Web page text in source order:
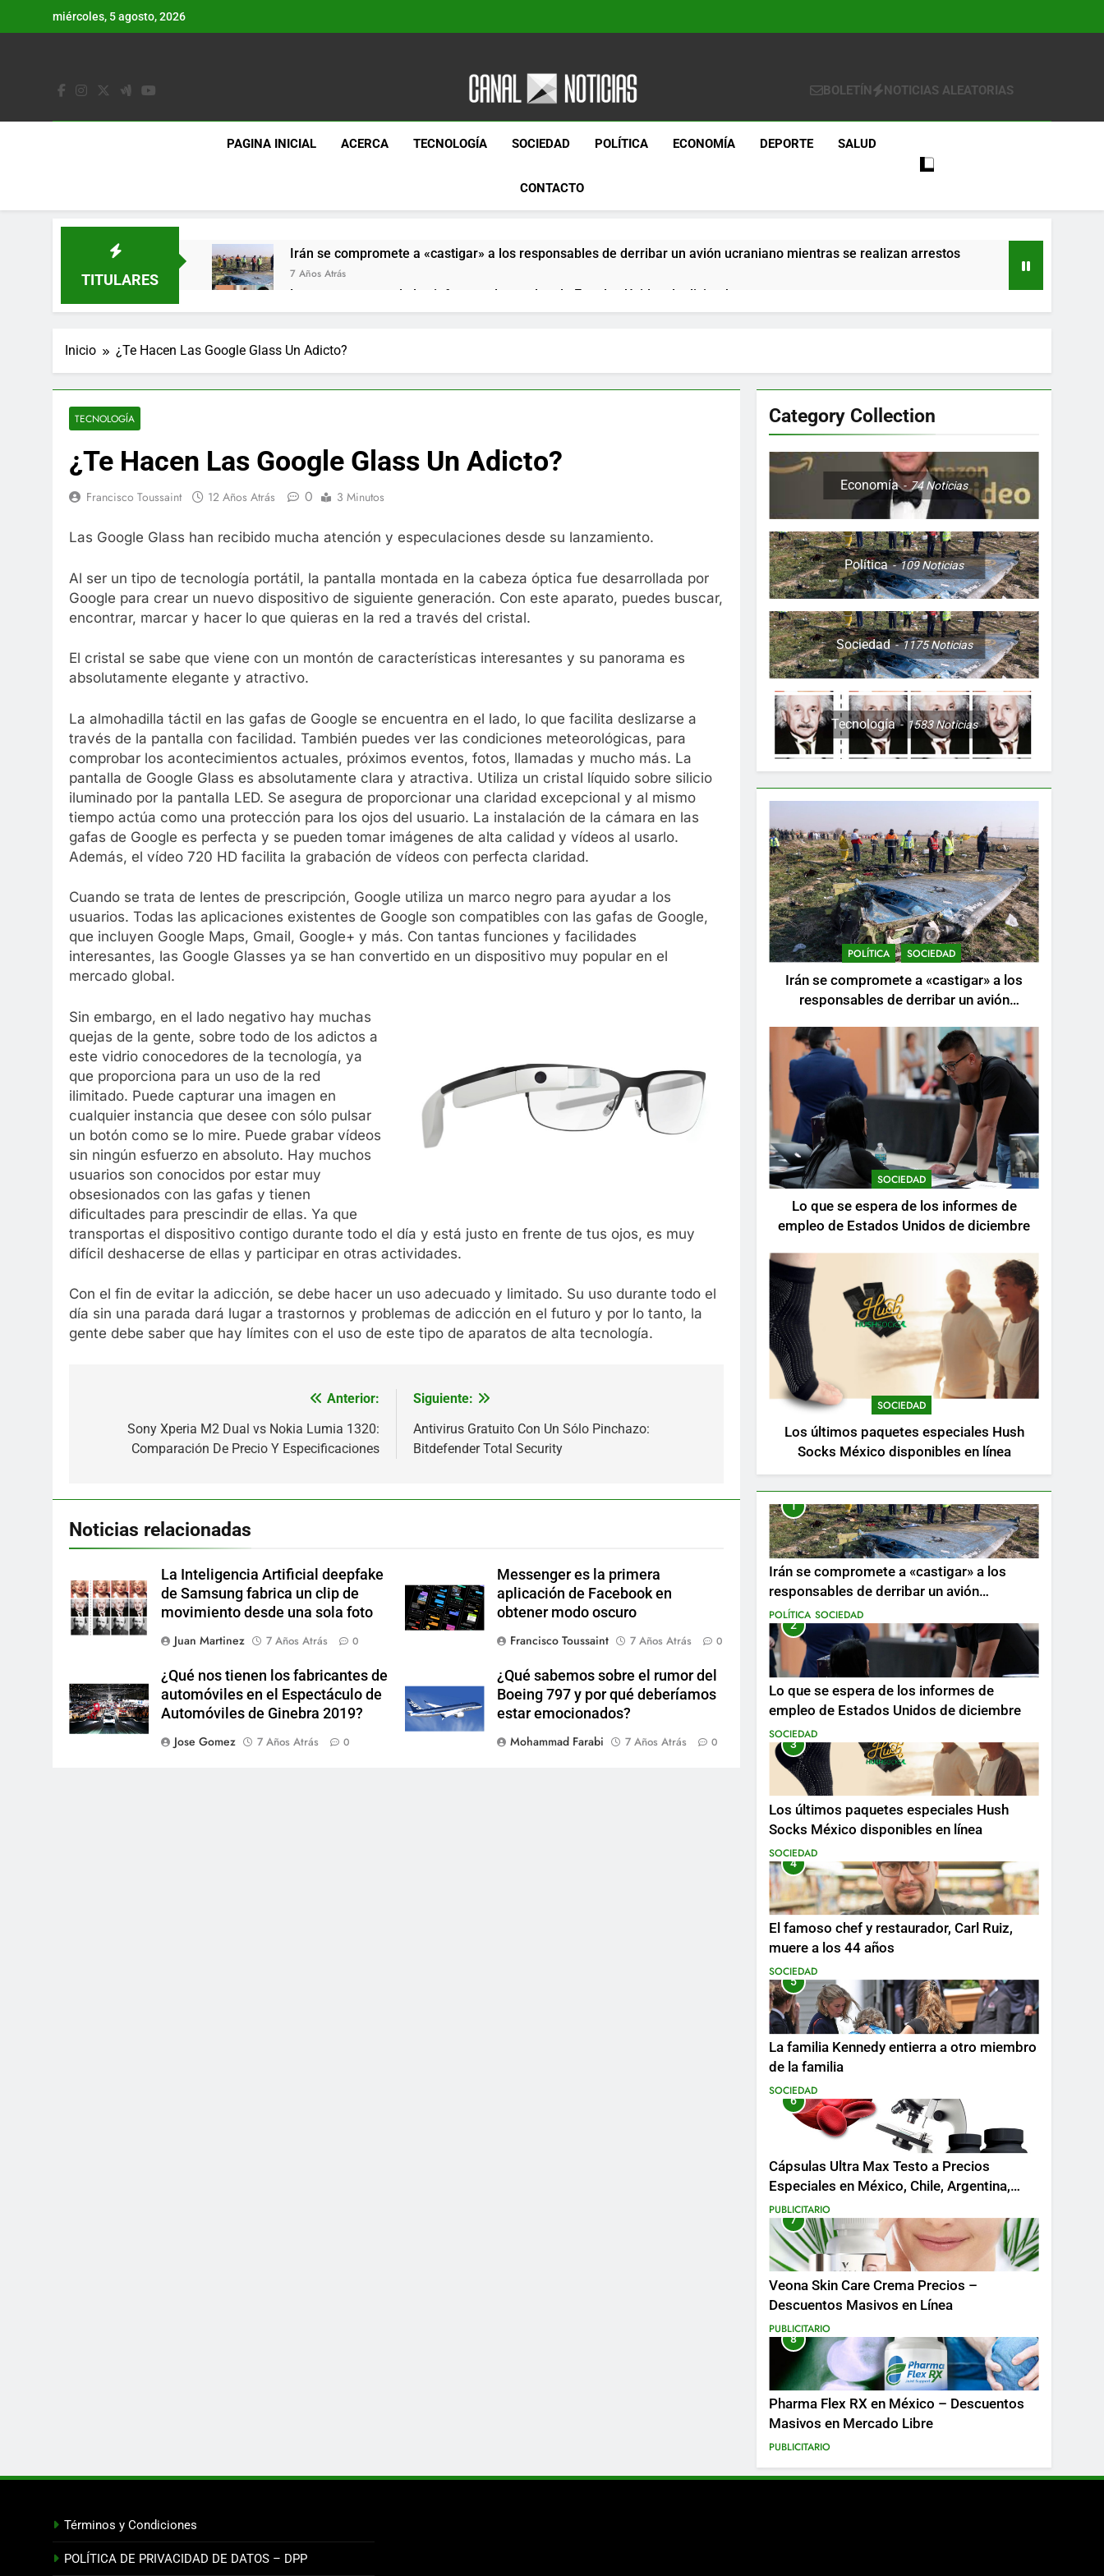
miércoles, 5 agosto, 2026
Canal Noticias
Canal Noticias
BOLETÍN NOTICIAS ALEATORIAS
PAGINA INICIAL ACERCA TECNOLOGÍA SOCIEDAD POLÍTICA ECONOMÍA DEPORTE SALUD
CONTACTO
TITULARES
Irán se compromete a «castigar» a los responsables de derribar un avión ucraniano mientras se realizan arrestos
7 Años Atrás
Lo que se espera de los informes de empleo de Estados Unidos de diciembre
7 Años Atrás
7 Años Atrás
El famoso chef y restaurador, Carl Ruiz, muere a los 44 años
Cápsulas Ultra Max Testo a Precios Especiales en México, Chile, Argentina, Colombia, Perú , Ecuador, Costa Rica y
Más
7 Años Atrás
7 Años Atrás
7 Años Atrás
Crucero en México te lleva a lugares paranormales con binoculares de visión nocturna y reuniones de secuestrados
7 Años Atrás
La Inteligencia Artificial deepfake de Samsung fabrica un clip de movimiento desde una sola foto
7 Años Atrás
Inicio ¿Te Hacen Las Google Glass Un Adicto?
TECNOLOGÍA
¿Te Hacen Las Google Glass Un Adicto?
Francisco Toussaint 12 Años Atrás 0 3 Minutos
Las Google Glass han recibido mucha atención y especulaciones desde su lanzamiento.
Al ser un tipo de tecnología portátil, la pantalla montada en la cabeza óptica fue desarrollada por
Google para crear un nuevo dispositivo de siguiente generación. Con este aparato, puedes buscar,
encontrar, marcar y hacer lo que quieras en la red a través del cristal.
El cristal se sabe que viene con un montón de características interesantes y su panorama es
absolutamente elegante y atractivo.
La almohadilla táctil en las gafas de Google se encuentra en el lado, lo que facilita deslizarse a
través de la pantalla con facilidad. También puedes ver las condiciones meteorológicas, para
comprobar los acontecimientos actuales, próximos eventos, fotos, llamadas y mucho más. La
pantalla de Google Glass es absolutamente clara y atractiva. Utiliza un cristal líquido sobre silicio
iluminado por la pantalla LED. Se asegura de proporcionar una claridad excepcional y al mismo
tiempo actúa como una protección para los ojos del usuario. La instalación de la cámara en las
gafas de Google es perfecta y se pueden tomar imágenes de alta calidad y vídeos al usarlo.
Además, el vídeo 720 HD facilita la grabación de vídeos con perfecta claridad.
Cuando se trata de lentes de prescripción, Google utiliza un marco negro para ayudar a los
usuarios. Todas las aplicaciones existentes de Google son compatibles con las gafas de Google,
que incluyen Google Maps, Gmail, Google+ y más. Con tantas funciones y facilidades
interesantes, las Google Glasses ya se han convertido en un dispositivo muy popular en el
mercado global.
Sin embargo, en el lado negativo hay muchas
quejas de la gente, sobre todo de los adictos a
este vidrio conocedores de la tecnología, ya
que proporciona para un uso de la red
ilimitado. Puede capturar una imagen en
cualquier instancia que desee con sólo pulsar
un botón como se lo mire. Puede grabar vídeos
sin ningún esfuerzo en absoluto. Hay muchos
usuarios son conocidos por estar muy
obsesionados con las gafas y tienen
dificultades para prescindir de ellas. Ya que
transportas el dispositivo contigo durante todo el día y está justo en frente de tus ojos, es muy
difícil deshacerse de ellas y participar en otras actividades.
Con el fin de evitar la adicción, se debe hacer un uso adecuado y limitado. Su uso durante todo el
día sin una parada dará lugar a trastornos y problemas de adicción en el futuro y por lo tanto, la
gente debe saber que hay límites con el uso de este tipo de aparatos de alta tecnología.
entradas
Anterior:
Sony Xperia M2 Dual vs Nokia Lumia 1320:
Comparación De Precio Y Especificaciones
Siguiente:
Antivirus Gratuito Con Un Sólo Pinchazo:
Bitdefender Total Security
Noticias relacionadas
La Inteligencia Artificial deepfake
de Samsung fabrica un clip de
movimiento desde una sola foto
Juan Martinez
7 Años Atrás 0
Messenger es la primera
aplicación de Facebook en
obtener modo oscuro
Francisco Toussaint
7 Años Atrás 0
¿Qué nos tienen los fabricantes de
automóviles en el Espectáculo de
Automóviles de Ginebra 2019?
Jose Gomez
7 Años Atrás 0
¿Qué sabemos sobre el rumor del
Boeing 797 y por qué deberíamos
estar emocionados?
Mohammad Farabi
7 Años Atrás 0
Category Collection
Economía 74Noticias
Política 109Noticias
Sociedad 1175Noticias
Tecnología 1583Noticias
POLÍTICA SOCIEDAD
Irán se compromete a «castigar» a los
responsables de derribar un avión
SOCIEDAD
Lo que se espera de los informes de
empleo de Estados Unidos de diciembre
SOCIEDAD
Los últimos paquetes especiales Hush
Socks México disponibles en línea
1
Irán se compromete a «castigar» a los
responsables de derribar un avión
ucraniano mientras se realizan arrestos
POLÍTICA SOCIEDAD
2
Lo que se espera de los informes de
empleo de Estados Unidos de diciembre
SOCIEDAD
3
Los últimos paquetes especiales Hush
Socks México disponibles en línea
SOCIEDAD
4
El famoso chef y restaurador, Carl Ruiz,
muere a los 44 años
SOCIEDAD
5
La familia Kennedy entierra a otro miembro
de la familia
SOCIEDAD
6
Cápsulas Ultra Max Testo a Precios
Especiales en México, Chile, Argentina,
Colombia, Perú , Ecuador, Costa Rica y
Más
PUBLICITARIO
7
Veona Skin Care Crema Precios –
Descuentos Masivos en Línea
PUBLICITARIO
8
Pharma Flex RX en México – Descuentos
Masivos en Mercado Libre
PUBLICITARIO
Términos y Condiciones
POLÍTICA DE PRIVACIDAD DE DATOS – DPP